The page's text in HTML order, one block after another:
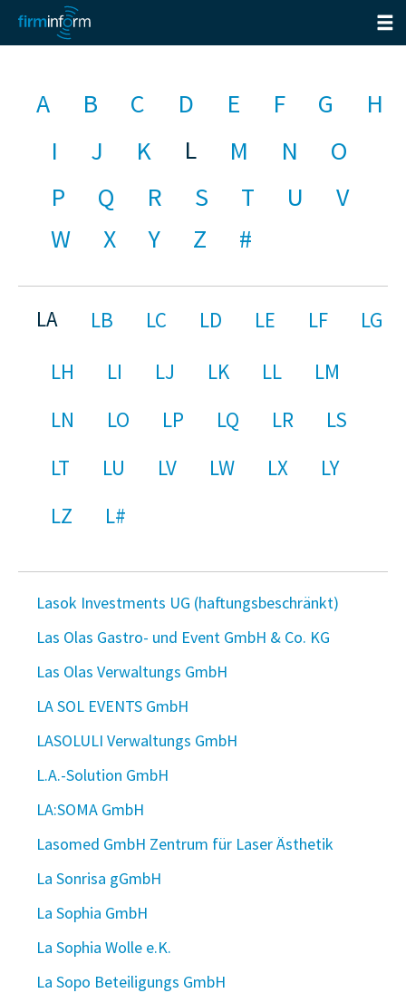
A B C D E F G
H
I
J K L M N
O
P
Q R S T U
V
W
X Y Z #
LA LB LC LD LE LF
LG
LH
LI LJ LK LL
LM
LN
LO LP LQ LR
LS
LT
LU LV LW LX
LY
LZ
L#
Lasok Investments UG (haftungsbeschränkt)
Las Olas Gastro- und Event GmbH & Co. KG
Las Olas Verwaltungs GmbH
LA SOL EVENTS GmbH
LASOLULI Verwaltungs GmbH
L.A.-Solution GmbH
LA:SOMA GmbH
Lasomed GmbH Zentrum für Laser Ästhetik
La Sonrisa gGmbH
La Sophia GmbH
La Sophia Wolle e.K.
La Sopo Beteiligungs GmbH